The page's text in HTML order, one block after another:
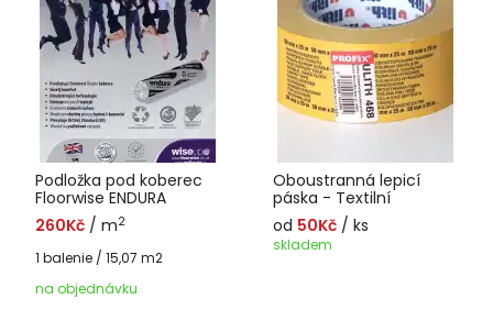
Podložka pod koberec
Floorwise ENDURA
260Kč / m2
1 balenie / 15,07 m2
na objednávku
Oboustranná lepicí
páska - Textilní
od 50Kč / ks
skladem